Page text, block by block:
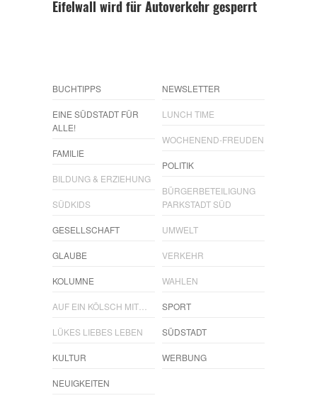
Eifelwall wird für Autoverkehr gesperrt
BUCHTIPPS
EINE SÜDSTADT FÜR
ALLE!
FAMILIE
BILDUNG & ERZIEHUNG
SÜDKIDS
GESELLSCHAFT
GLAUBE
KOLUMNE
AUF EIN KÖLSCH MIT…
LÜKES LIEBES LEBEN
KULTUR
NEUIGKEITEN
NEWSLETTER
LUNCH TIME
WOCHENEND-FREUDEN
POLITIK
BÜRGERBETEILIGUNG
PARKSTADT SÜD
UMWELT
VERKEHR
WAHLEN
SPORT
SÜDSTADT
WERBUNG